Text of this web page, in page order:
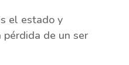
el estado y
de un ser